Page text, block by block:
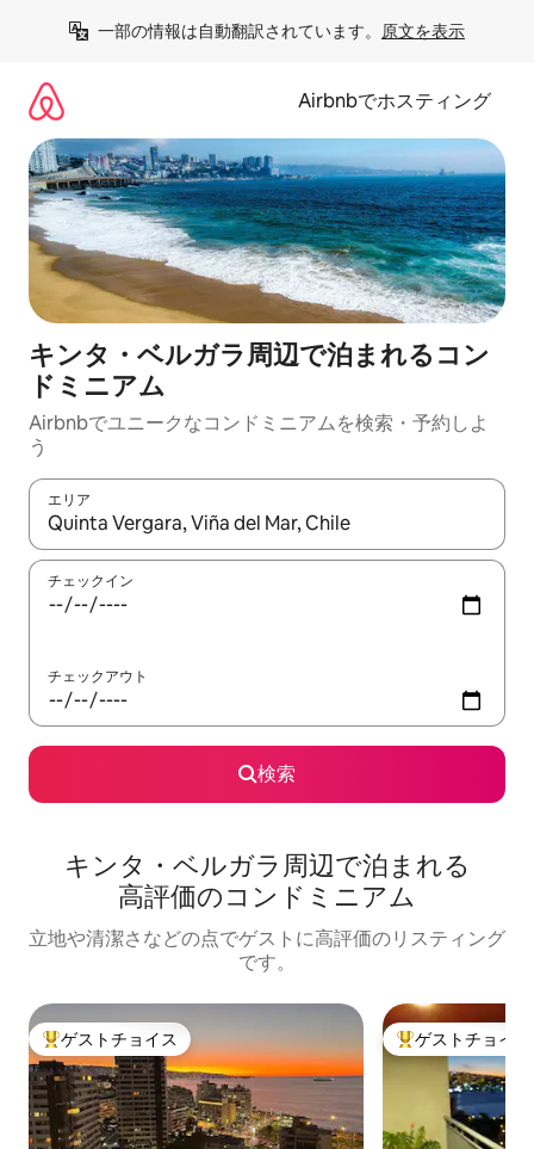
一部の情報は自動翻訳されています。 原文を表示
Airbnbでホスティング
キンタ・ベルガラ周辺で泊まれるコン
ドミニアム
Airbnbでユニークなコンドミニアムを検索・予約しよ
う
エリア
検索結果が表示されたら、上下の矢印キーを使って移動するか
チェックイン
チェックアウト
検索
キンタ・ベルガラ周⁠辺⁠で泊⁠ま⁠れ⁠る
高⁠評⁠価⁠のコ⁠ン⁠ド⁠ミ⁠ニ⁠ア⁠ム
立地や清潔さなどの点でゲストに高評価のリスティング
です。
大好評のゲストチョイスです。
ゲストチョイス 大好評のゲスト
ゲストチョイス